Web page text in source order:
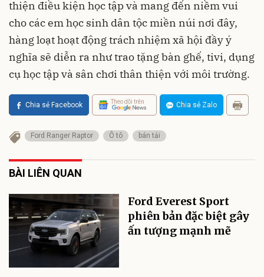
thiện điều kiện học tập và mang đến niềm vui
cho các em học sinh dân tộc miền núi nơi đây,
hàng loạt hoạt động trách nhiệm xã hội đầy ý
nghĩa sẽ diễn ra như trao tặng bàn ghế, tivi, dụng
cụ học tập và sân chơi thân thiện với môi trường.
Chia sẻ Facebook Theo dõi trên Chia sẻ Zalo
Ford Ranger Raptor Ô tô bán tải
BÀI LIÊN QUAN
Ford Everest Sport
phiên bản đặc biệt gây
ấn tượng mạnh mẽ